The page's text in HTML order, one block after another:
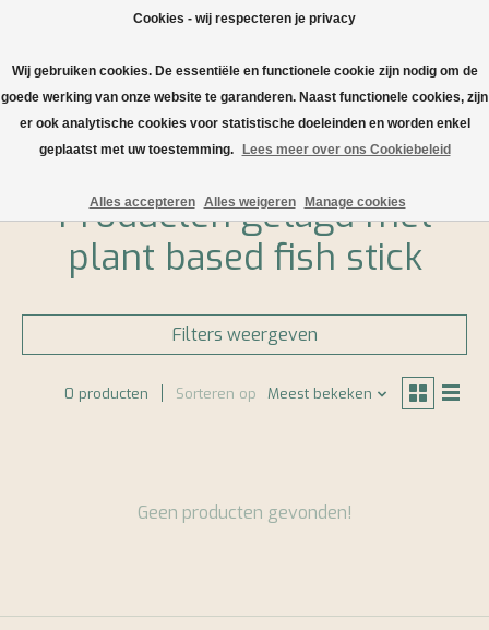
Verlanglijst
Home / Tags / plant based fish stick
Producten getagd met
plant based fish stick
Filters weergeven
0 producten Sorteren op Meest bekeken
Geen producten gevonden!
Cookies - wij respecteren je privacy
Wij gebruiken cookies. De essentiële en functionele cookie zijn nodig om de
goede werking van onze website te garanderen. Naast functionele cookies, zijn
er ook analytische cookies voor statistische doeleinden en worden enkel
geplaatst met uw toestemming.
Lees meer over ons Cookiebeleid
Alles accepteren Alles weigeren Manage cookies